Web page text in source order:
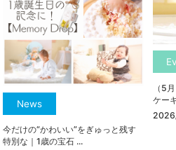
News
今だけの“かわいい”をぎゅっと残す
特別な｜1歳の宝石 ...
（5
ケー